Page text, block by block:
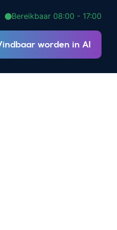
Bereikbaar 08:00 - 17:00
worden in AI